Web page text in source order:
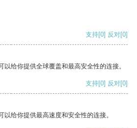
支持[0] 反对[0]
给你提供全球覆盖和最高安全性的连接。
支持[0] 反对[0]
给你提供最高速度和安全性的连接。